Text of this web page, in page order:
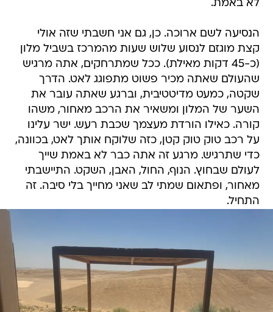
לא באמת.
הנסיעה לשם ארוכה. כן, גם אני חשבתי שזה אולי
קצת מוגזם לנסוע שלוש שעות מהמרכז בשביל מלון
(כ-45 דקות מאילת). ככל שמתרחקים, אתה מרגיש
שהעולם שאתה מכיר פשוט מתפוגג לאט. הדרך
שקטה, כמעט מדיטטיבית, וברגע שאתה עובר את
השער של המלון ומשאיר את הרכב מאחור, משהו
קורה. כאילו הורדת מעצמך שכבת רעש. ישר עלינו
על רכב טוק טוק קטן, כזה שלוקח אותך לאט, בכוונה,
כדי שתרגיש. מרגע זה אתה כבר לא באמת שייך
לעולם שבחוץ. הנוף, החול, האבן, השקט. התיישבתי
מאחור, ופתאום שמתי לב שאני מחייך בלי סיבה. זה
התחיל.